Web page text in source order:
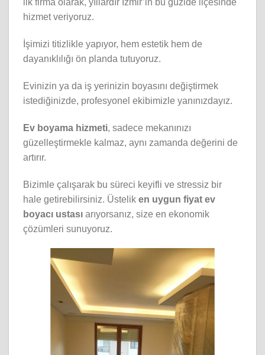
ilk firma olarak, yıllardır İzmir’in bu güzide ilçesinde
hizmet veriyoruz.
İşimizi titizlikle yapıyor, hem estetik hem de
dayanıklılığı ön planda tutuyoruz.
Evinizin ya da iş yerinizin boyasını değiştirmek
istediğinizde, profesyonel ekibimizle yanınızdayız.
Ev boyama hizmeti, sadece mekanınızı
güzelleştirmekle kalmaz, aynı zamanda değerini de
artırır.
Bizimle çalışarak bu süreci keyifli ve stressiz bir
hale getirebilirsiniz. Üstelik en uygun fiyat ev
boyacı ustası arıyorsanız, size en ekonomik
çözümleri sunuyoruz.